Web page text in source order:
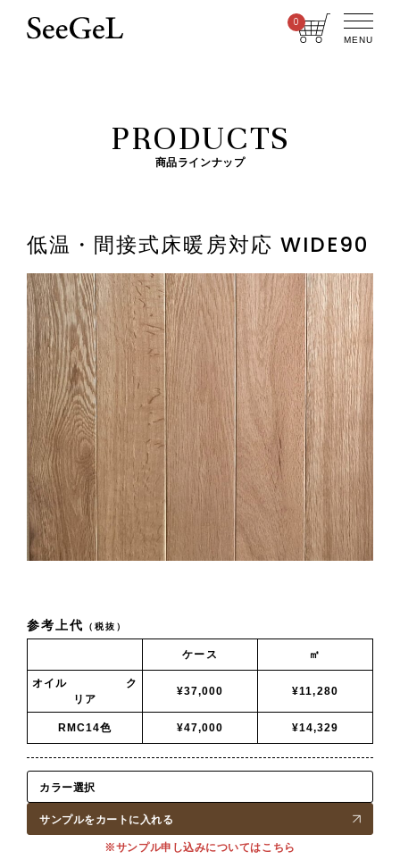
0
MENU
PRODUCTS
商品ラインナップ
低温・間接式床暖房対応 WIDE90
参考上代 （税抜）
ケース ㎡
オイル ク
リア
¥37,000 ¥11,280
RMC14色 ¥47,000 ¥14,329
サンプルをカートに入れる
※サンプル申し込みについてはこちら